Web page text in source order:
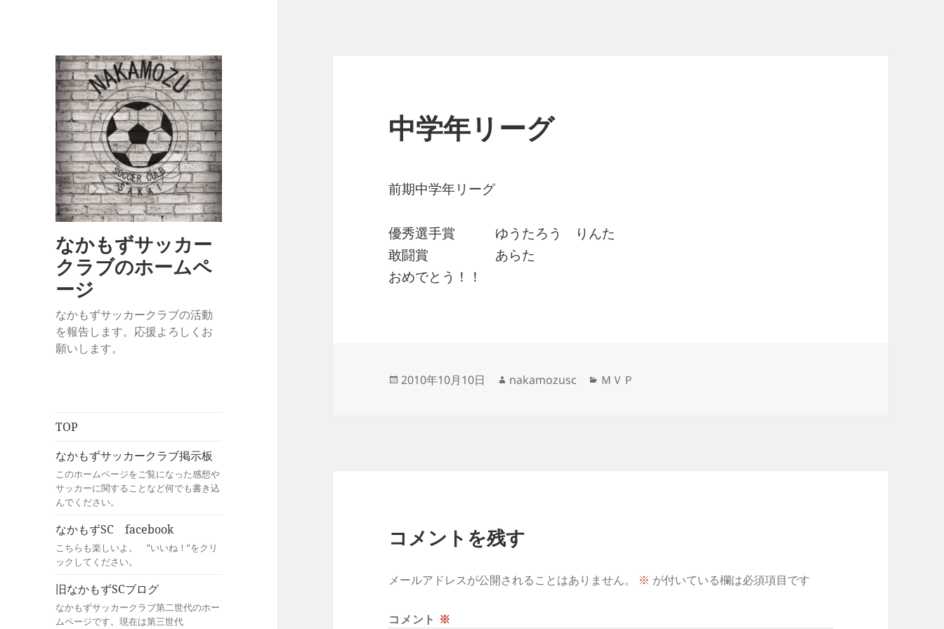
なかもずサッカー
クラブのホームペ
ージ
なかもずサッカークラブの活動
を報告します。応援よろしくお
願いします。
TOP
なかもずサッカークラブ掲示板
このホームページをご覧になった感想や
サッカーに関することなど何でも書き込
んでください。
なかもずSC facebook
こちらも楽しいよ。 ”いいね！”をクリ
ックしてください。
旧なかもずSCブログ
なかもずサッカークラブ第二世代のホー
ムページです。現在は第三世代
中学年リーグ
前期中学年リーグ
優秀選手賞 ゆうたろう りんた
敢闘賞 あらた
おめでとう！！
投
2010年10月10日
作
nakamozusc
カ
ＭＶＰ
コメントを残す
メールアドレスが公開されることはありません。 ※ が付いている欄は必須項目です
コメント ※